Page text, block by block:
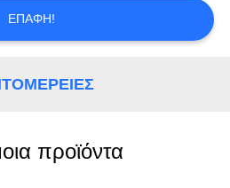
ΕΠΑΦΉ!
προϊόντα